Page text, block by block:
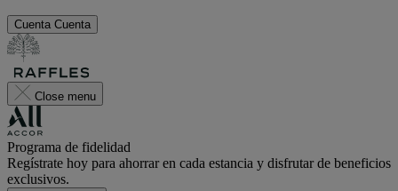
Cuenta Cuenta
Close menu
Programa de fidelidad
Regístrate hoy para ahorrar en cada estancia y disfrutar de beneficios
exclusivos.